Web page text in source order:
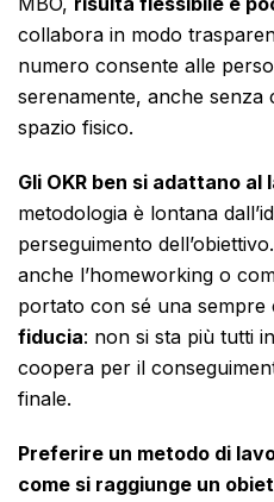
collabora in modo
numero consente alle
serenamente, anche senza
spazio fisico.
Gli OKR ben si adattano
metodologia è lontana
perseguimento
anche l’homeworking o
portato con sé una sempre
fiducia: non si sta più tutti
coopera per il
finale.
Preferire un metodo di
come si raggiunge un